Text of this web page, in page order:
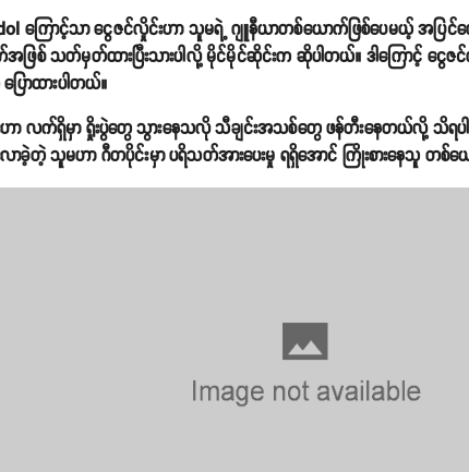
ကြောင့်သာ ငွေဇင်လှိုင်းဟာ သူမရဲ့ ဂျူနီယာတစ်ယောက်ဖြစ်ပေမယ့် အပြ
ဖြစ် သတ်မှတ်ထားပြီးသားပါလို့ မိုင်မိုင်ဆိုင်းက ဆိုပါတယ်။ ဒါကြောင့် ငွ
ာထားပါတယ်။
လက်ရှိမှာ ရှိုးပွဲတွေ သွားနေသလို သီချင်းအသစ်တွေ ဖန်တီးနေတယ်လို့ သိရပ
ာခဲ့တဲ့ သူမဟာ ဂီတပိုင်းမှာ ပရိသတ်အားပေးမှု ရရှိအောင် ကြိုးစားနေသူ တစ်